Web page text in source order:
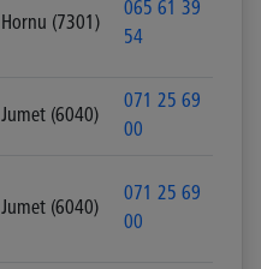
Hornu (7301)
065 61 39
54
Jumet (6040)
071 25 69
00
Jumet (6040)
071 25 69
00